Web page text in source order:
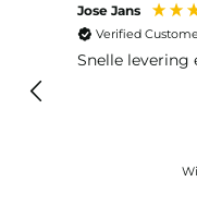
Jose Jans
Verified
Snelle levering